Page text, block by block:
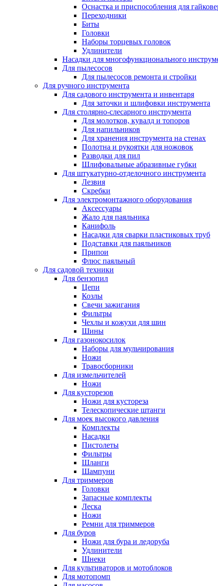
Оснастка и приспособления для
Переходники
Биты
Головки
Наборы торцевых головок
Удлинители
Насадки для многофункционального
Для пылесосов
Для пылесосов ремонта и стройки
Для ручного инструмента
Для садового инструмента и инвентаря
Для заточки и шлифовки инструмента
Для столярно-слесарного инструмента
Для молотков, кувалд и топоров
Для напильников
Для хранения инструмента на стенах
Полотна и рукоятки для ножовок
Разводки для пил
Шлифовальные абразивные губки
Для штукатурно-отделочного инструмента
Лезвия
Скребки
Для электромонтажного оборудования
Аксессуары
Жало для паяльника
Канифоль
Насадки для сварки пластиковых труб
Подставки для паяльников
Припои
Флюс паяльный
Для садовой техники
Для бензопил
Цепи
Козлы
Свечи зажигания
Фильтры
Чехлы и кожухи для шин
Шины
Для газонокосилок
Наборы для мульчирования
Ножи
Травосборники
Для измельчителей
Ножи
Для кусторезов
Ножи для кустореза
Телескопические штанги
Для моек высокого давления
Комплекты
Насадки
Пистолеты
Фильтры
Шланги
Шампуни
Для триммеров
Головки
Запасные комплекты
Леска
Ножи
Ремни для триммеров
Для буров
Ножи для бура и ледоруба
Удлинители
Шнеки
Для культиваторов и мотоблоков
Для мотопомп